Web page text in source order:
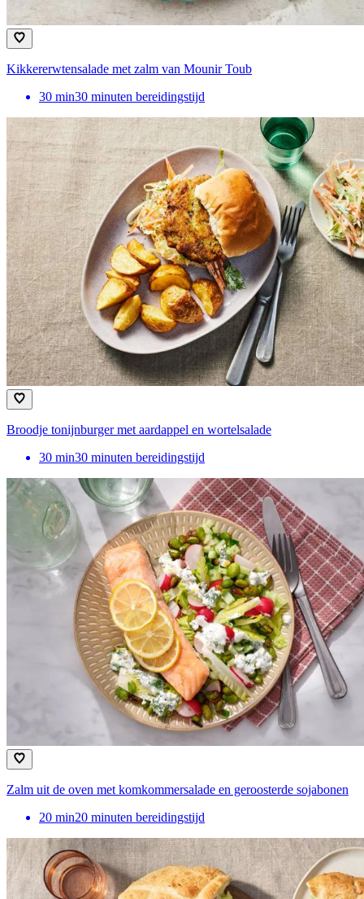
Kikkererwtensalade met zalm van Mounir Toub
30 min30 minuten bereidingstijd
Broodje tonijnburger met aardappel en wortelsalade
30 min30 minuten bereidingstijd
Zalm uit de oven met komkommersalade en geroosterde sojabonen
20 min20 minuten bereidingstijd